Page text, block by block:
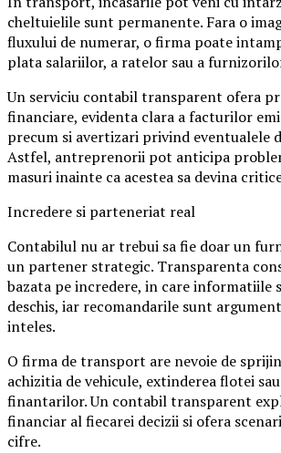
cheltuielile sunt permanente. Fara o
fluxului de numerar, o firma poate
plata salariilor, a ratelor sau a
Un serviciu contabil transparent ofera
financiare, evidenta clara a facturilor
precum si avertizari privind eventualele
Astfel, antreprenorii pot anticipa
masuri inainte ca acestea sa devina
Incredere si parteneriat real
Contabilul nu ar trebui sa fie doar un
un partener strategic. Transparenta
bazata pe incredere, in care informatiile
deschis, iar recomandarile sunt
inteles.
O firma de transport are nevoie de
achizitia de vehicule, extinderea flotei
finantarilor. Un contabil transparent
financiar al fiecarei decizii si ofera
cifre.